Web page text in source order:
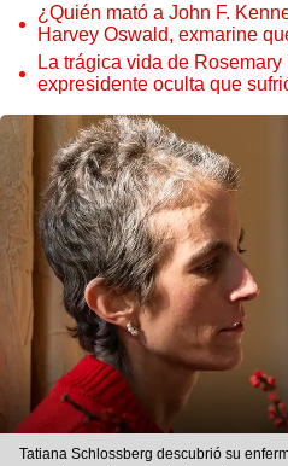
¿Quién mató a John F.
Harvey Oswald, exmarine
de EEUU en 1963
La trágica vida de
expresidente oculta que
Tatiana Schlossberg descubrió su